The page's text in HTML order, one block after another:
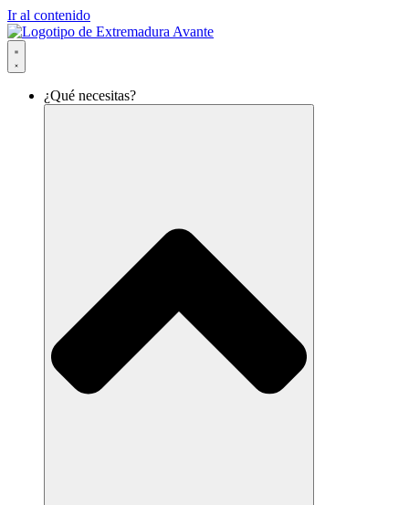
Ir al contenido
¿Qué necesitas?